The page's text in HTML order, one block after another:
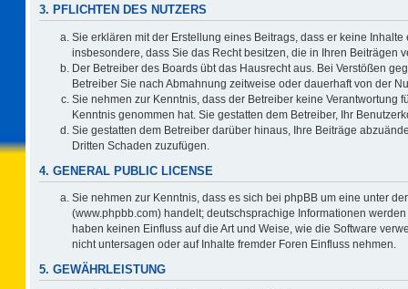
3. PFLICHTEN DES NUTZERS
Sie erklären mit der Erstellung eines Beitrags, dass er keine
insbesondere, dass Sie das Recht besitzen, die in Ihren Beiträgen
Der Betreiber des Boards übt das Hausrecht aus. Bei Verstößen
Betreiber Sie nach Abmahnung zeitweise oder dauerhaft von der
Sie nehmen zur Kenntnis, dass der Betreiber keine Verantwortung
Kenntnis genommen hat. Sie gestatten dem Betreiber, Ihr
Sie gestatten dem Betreiber darüber hinaus, Ihre Beiträge
Dritten Schaden zuzufügen.
4. GENERAL PUBLIC LICENSE
Sie nehmen zur Kenntnis, dass es sich bei phpBB um eine unter der
(www.phpbb.com) handelt; deutschsprachige Informationen
haben keinen Einfluss auf die Art und Weise, wie die Software
nicht untersagen oder auf Inhalte fremder Foren Einfluss nehmen.
5. GEWÄHRLEISTUNG